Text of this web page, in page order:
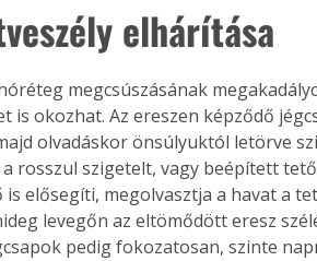
elhárítása
megcsúszásának
is okozhat. Az ereszen képződő
olvadáskor önsúlyuktól letörve
rosszul szigetelt, vagy beépített
is elősegíti, megolvasztja a havat a
levegőn az eltömődött eresz
pedig fokozatosan, szinte